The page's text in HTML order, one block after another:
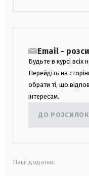
Email -
Будьте в курсі всіх
Перейдіть на
обрати ті, що
інтересам.
ДО РОЗСИЛОК
Наші додатки: